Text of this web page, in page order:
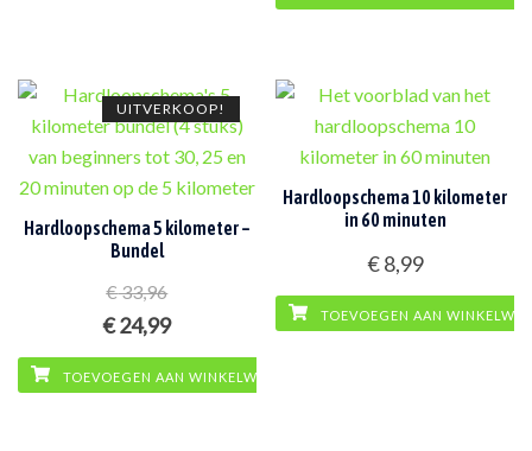
was:
is:
UITVERKOOP!
Hardloopschema 5 kilometer –
Bundel
€33,96
Oorspronkelijke
prijs
was:
€24,99Huidige
prijs
is:
TOEVOEGEN AAN WINKELWAGEN
Hardloopschema 10 kilometer
in 60 minuten
€8,99
TOEVOEGEN AAN